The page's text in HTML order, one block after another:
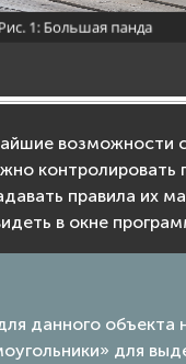
возможности
правила их
в окне
данного
для